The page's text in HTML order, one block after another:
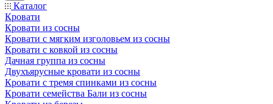
Каталог
Кровати
Кровати из сосны
Кровати с мягким изголовьем из сосны
Кровати с ковкой из сосны
Дачная группа из сосны
Двухъярусные кровати из сосны
Кровати с тремя спинками из сосны
Кровати семейства Бали из сосны